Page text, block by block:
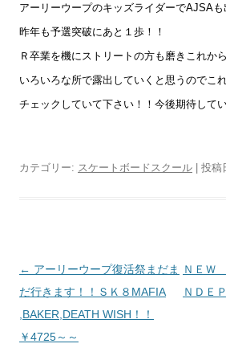
アーリーウープのキッズライダーでAJSAも
昨年も予選突破にあと１歩！！
Ｒ卒業を機にストリートの方も磨きこれか
いろいろな所で露出していくと思うのでこ
チェックしていて下さい！！今後期待して
カテゴリー: スケートボードスクール | 投稿
投
稿
ナ
ビ
← アーリーウープ復活祭まだま
だ行きます！！ＳＫ８MAFIA
,BAKER,DEATH WISH！！
￥4725～～
ＮＥＷ
ＮＤＥ